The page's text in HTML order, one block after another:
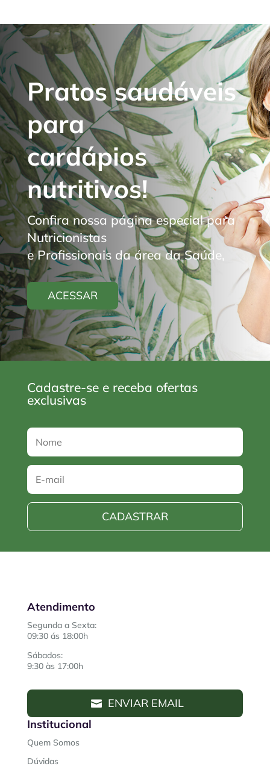
Pratos saudáveis
para
cardápios
nutritivos!
Confira nossa página especial para
Nutricionistas
e Profissionais da área da Saúde,
ACESSAR
Cadastre-se e receba ofertas
exclusivas
CADASTRAR
Institucional
Quem Somos
Dúvidas
Atendimento
Segunda a Sexta:
09:30 ás 18:00h
Sábados:
9:30 às 17:00h
ENVIAR EMAIL